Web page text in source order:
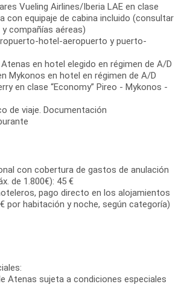
Vueling Airlines/Iberia LAE en clase
con equipaje de cabina incluido (consultar
compañías aéreas)
hotel-aeropuerto y puerto-
en hotel elegido en régimen de A/D
Mykonos en hotel en régimen de A/D
en clase “Economy” Pireo - Mykonos -
de viaje. Documentación
con cobertura de gastos de anulación
de 1.800€): 45 €
pago directo en los alojamientos
por habitación y noche, según categoría)
Atenas sujeta a condiciones especiales